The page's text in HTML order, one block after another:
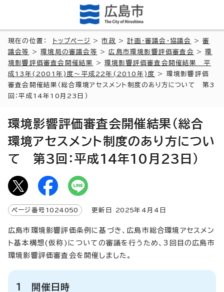
現在の位置： トップページ >市政 >計画・審議会・協議会 >審
議会等
>環境局の審議会等 >広島市環境影響評価審査会 >環
境影響評価審査会開催結果
>環境影響評価審査会開催結果 平
成13年(2001年)度～平成22年(2010年)度
> 環境影響評価
審査会開催結果（総合環境アセスメント制度のあり方について 第3
回：平成14年10月23日）
環境影響評価審査会開催結果（総合
環境アセスメント制度のあり方につい
て 第3回：平成14年10月23日）
ページ番号 1024050 更新日 2025年4月4日
広島市環境影響評価条例に基づき、広島市総合環境アセスメン
ト基本構想(仮称)についての審議を行うため、3回目の広島市
環境影響評価審査会を開催しました。
1 開催日時